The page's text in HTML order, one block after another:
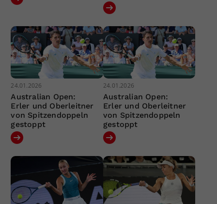
24.01.2026
Australian Open:
Erler und Oberleitner
von Spitzendoppeln
gestoppt
24.01.2026
Australian Open:
Erler und Oberleitner
von Spitzendoppeln
gestoppt